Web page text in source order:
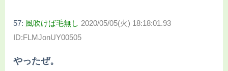
57: 風吹けば毛無し 2020/05/05(火) 18:18:01.93
ID:FLMJonUY00505
やったぜ。